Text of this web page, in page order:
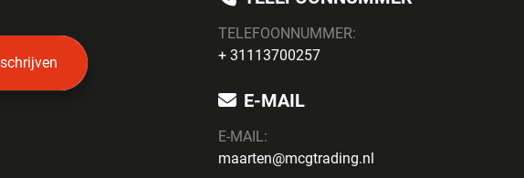
TELEFOONNUMMER:
+ 31113700257
E-MAIL
E-MAIL:
maarten@mcgtrading.nl